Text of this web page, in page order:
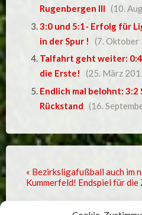
Rugenbergen III (10.
3:0 und 5:1- Erfolg für
in der Spur !
(7. Oktober
Talfahrt geht weiter:
die Erste!
(25. März
Endlich mal belohnt: 3:2
Rückstand (16.
« Bezirksligafußball auch im
Kummerfeld! Endspiel für die